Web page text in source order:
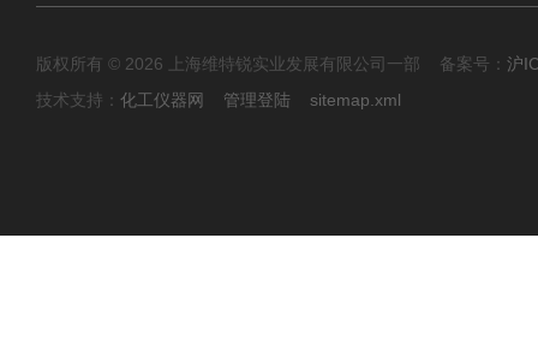
版权所有 © 2026 上海维特锐实业发展有限公司一部 备案号： 沪
技术支持： 化工仪器网 管理登陆 sitemap.xml